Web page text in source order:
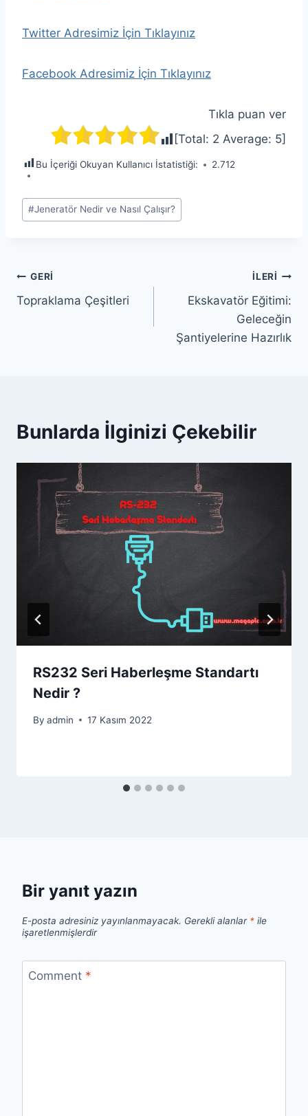
Twitter Adresimiz İçin Tıklayınız
Facebook Adresimiz İçin Tıklayınız
Tıkla puan ver
[Total: 2 Average: 5]
Bu İçeriği Okuyan Kullanıcı İstatistiği: 2.712
Post
Tags:
#Jeneratör Nedir ve Nasıl Çalışır?
Yazı
gezinmesi
GERI
Topraklama Çeşitleri
İLERI
Ekskavatör Eğitimi:
Geleceğin
Şantiyelerine Hazırlık
Bunlarda İlginizi Çekebilir
RS232 Seri Haberleşme Standartı
Nedir ?
By admin 17 Kasım 2022
Bir yanıt yazın
E-posta adresiniz yayınlanmayacak. Gerekli alanlar * ile
işaretlenmişlerdir
Comment *